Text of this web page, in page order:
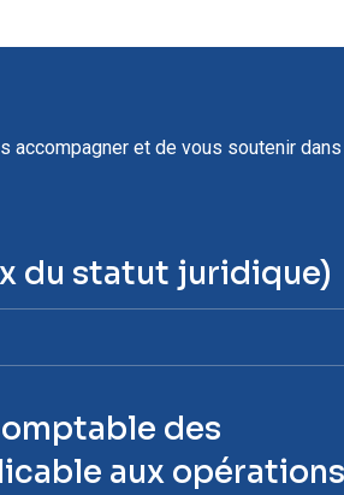
accompagner et de vous soutenir dans
du statut juridique)
des
aux opérations